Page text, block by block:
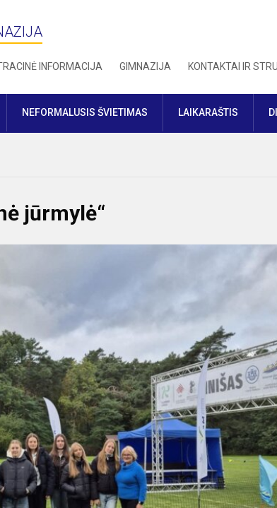
INFORMACIJA GIMNAZIJA KONTAKTAI IR
NEFORMALUSIS ŠVIETIMAS LAIKARAŠTIS
jūrmylė“